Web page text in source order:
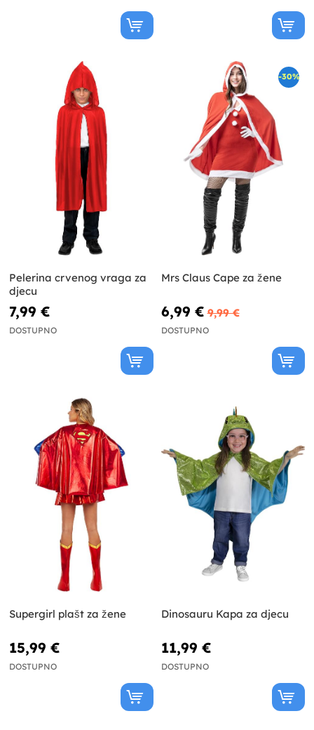
Pelerina crvenog vraga za
djecu
7,99 €
DOSTUPNO
-30%
Mrs Claus Cape za žene
6,99 € 9,99 €
DOSTUPNO
Supergirl plašt za žene
15,99 €
DOSTUPNO
Dinosauru Kapa za djecu
11,99 €
DOSTUPNO